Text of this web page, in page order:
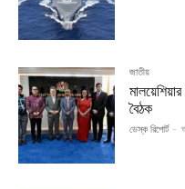
জাতীয়
বৈঠক
ডেস্ক রিপোর্ট -